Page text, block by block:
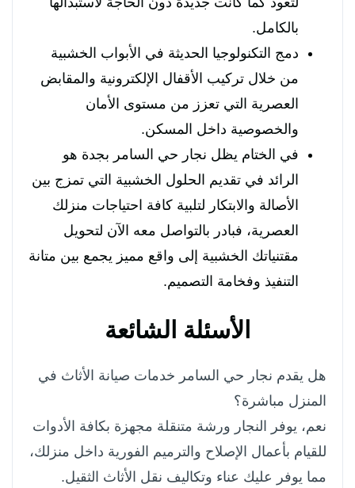
بالكامل.
دمج التكنولوجيا الحديثة في الأبواب الخشبية
من خلال تركيب الأقفال الإلكترونية والمقابض
العصرية التي تعزز من مستوى الأمان
والخصوصية داخل المسكن.
في الختام يظل نجار حي السامر بجدة هو
الرائد في تقديم الحلول الخشبية التي تمزج بين
الأصالة والابتكار لتلبية كافة احتياجات منزلك
العصرية، فبادر بالتواصل معه الآن لتحويل
مقتنياتك الخشبية إلى واقع مميز يجمع بين متانة
التنفيذ وفخامة التصميم.
الأسئلة الشائعة
هل يقدم نجار حي السامر خدمات صيانة الأثاث في
المنزل مباشرة؟
نعم، يوفر النجار ورشة متنقلة مجهزة بكافة الأدوات
للقيام بأعمال الإصلاح والترميم الفورية داخل منزلك،
مما يوفر عليك عناء وتكاليف نقل الأثاث الثقيل.